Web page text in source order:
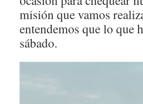
misión que vamos
entendemos que lo que
sábado.